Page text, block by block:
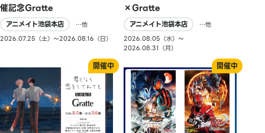
催記念Gratte
アニメイト池袋本店
…他
2026.07.25（土）〜2026.08.16（日）
×Gratte
アニメイト池袋本店
…他
2026.08.05（水）〜
2026.08.31（月）